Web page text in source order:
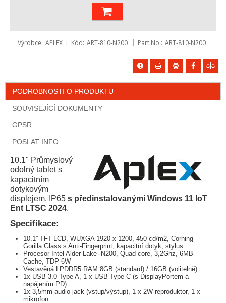
Výrobce APLEX Kód ART-810-N200 Part No. ART-810-N200
PODROBNOSTI O PRODUKTU
SOUVISEJÍCÍ DOKUMENTY
GPSR
POSLAT INFO
10.1" Průmyslový
odolný tablet s
kapacitním
dotykovým
displejem, IP65 s předinstalovanými Windows 11 IoT
Ent LTSC 2024.
Specifikace:
10.1” TFT-LCD, WUXGA 1920 x 1200, 450 cd/m2, Corning
Gorilla Glass s Anti-Fingerprint, kapacitní dotyk, stylus
Procesor Intel Alder Lake- N200, Quad core, 3,2Ghz, 6MB
Cache, TDP 6W
Vestavěná LPDDR5 RAM 8GB (standard) / 16GB (volitelně)
1x USB 3.0 Type A, 1 x USB Type-C (s DisplayPortem a
napájením PD)
1x 3,5mm audio jack (vstup/výstup), 1 x 2W reproduktor, 1 x
mikrofon